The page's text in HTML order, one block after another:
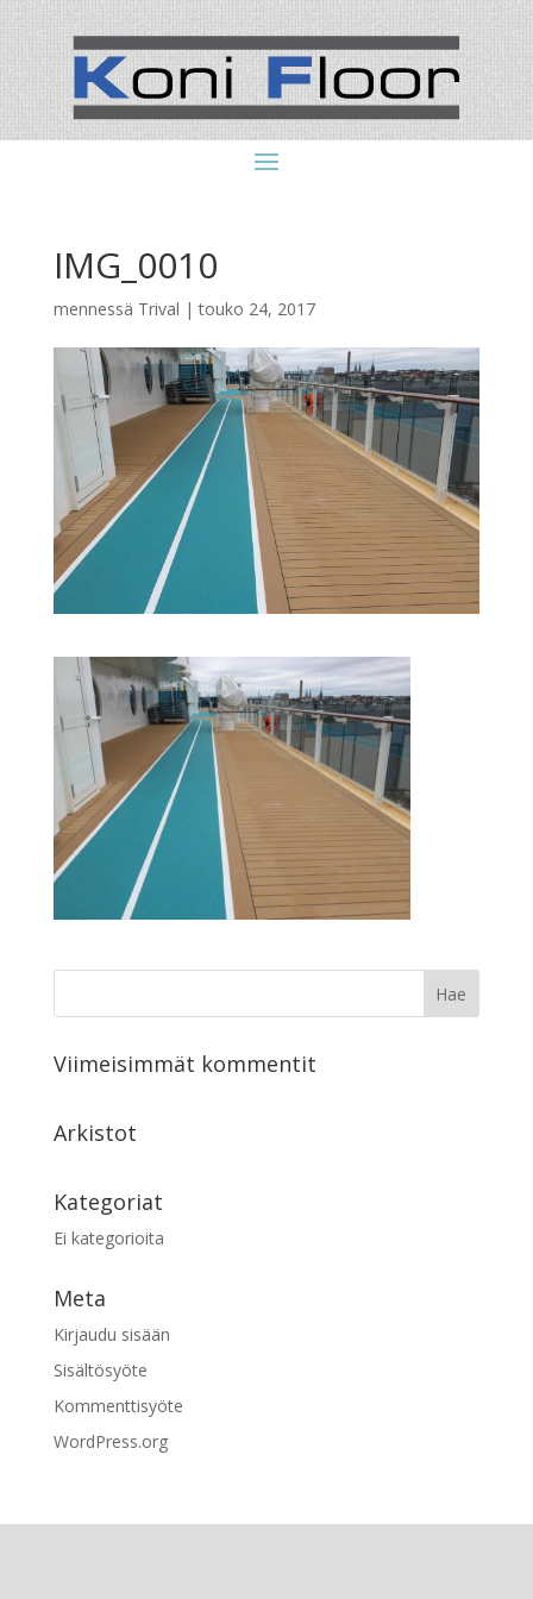
IMG_0010
mennessä Trival |touko 24, 2017
Viimeisimmät kommentit
Arkistot
Kategoriat
Ei kategorioita
Meta
Kirjaudu sisään
Sisältösyöte
Kommenttisyöte
WordPress.org